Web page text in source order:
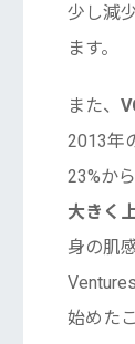
少し減
ます。
また、
2013年
23%か
大きく
身の肌
始めた